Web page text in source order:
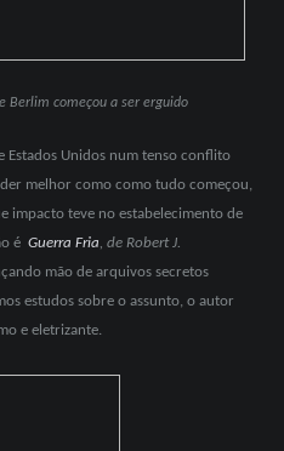
Berlim começou a ser erguido
Estados Unidos num tenso conflito
melhor como como tudo começou,
impacto teve no estabelecimento de
é Guerra Fria, de Robert J.
mão de arquivos secretos
estudos sobre o assunto, o autor
e eletrizante.